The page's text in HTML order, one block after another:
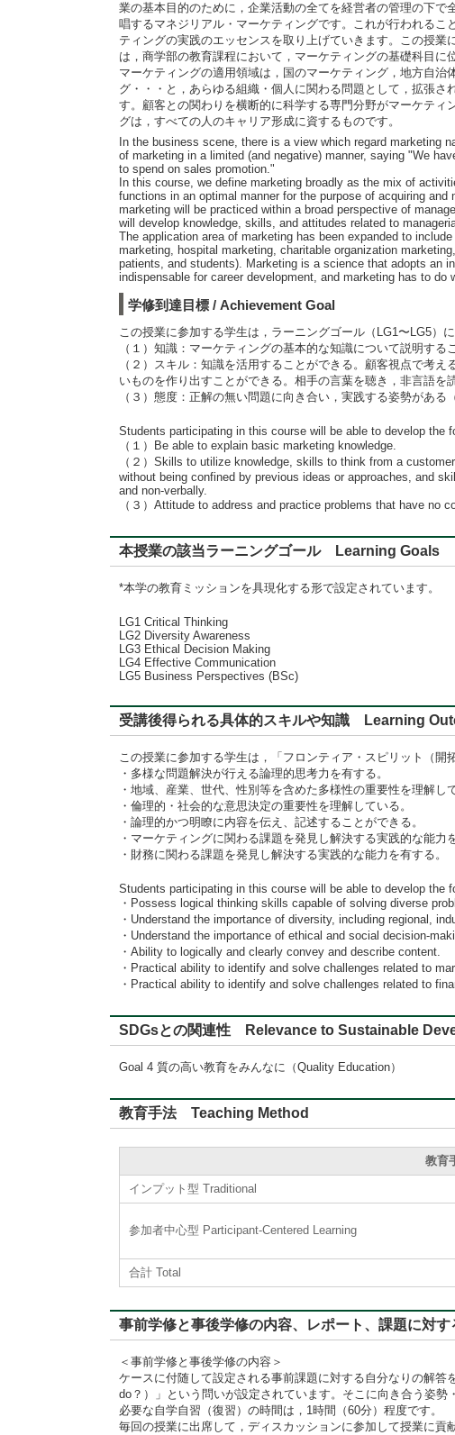
業の基本目的のために，企業活動の全てを経営者の管理の下
唱するマネジリアル・マーケティングです。これが行われる
ティングの実践のエッセンスを取り上げていきます。この授
は，商学部の教育課程において，マーケティングの基礎科目に
マーケティングの適用領域は，国のマーケティング，地方自
グ・・・と，あらゆる組織・個人に関わる問題として，拡張
す。顧客との関わりを横断的に科学する専門分野がマーケテ
グは，すべての人のキャリア形成に資するものです。
In the business scene, there is a view which regard marketing
of marketing in a limited (and negative) manner, saying "We
to spend on sales promotion."
In this course, we define marketing broadly as the mix of
functions in an optimal manner for the purpose of acquiring
marketing will be practiced within a broad perspective of
will develop knowledge, skills, and attitudes related to
The application area of marketing has been expanded to
marketing, hospital marketing, charitable organization
patients, and students). Marketing is a science that adopts an
indispensable for career development, and marketing has to do
学修到達目標 / Achievement Goal
この授業に参加する学生は，ラーニングゴール（LG1〜LG5）
（１）知識：マーケティングの基本的な知識について説明する
（２）スキル：知識を活用することができる。顧客視点で考
いものを作り出すことができる。相手の言葉を聴き，非言語を
（３）態度：正解の無い問題に向き合い，実践する姿勢がある
Students participating in this course will be able to develop the
（１）Be able to explain basic marketing knowledge.
（２）Skills to utilize knowledge, skills to think from a
without being confined by previous ideas or approaches, and
and non-verbally.
（３）Attitude to address and practice problems that have no
本授業の該当ラーニングゴール Learning Goals
*本学の教育ミッションを具現化する形で設定されています。
LG1 Critical Thinking
LG2 Diversity Awareness
LG3 Ethical Decision Making
LG4 Effective Communication
LG5 Business Perspectives (BSc)
受講後得られる具体的スキルや知識 Learning
この授業に参加する学生は，「フロンティア・スピリット（
・多様な問題解決が行える論理的思考力を有する。
・地域、産業、世代、性別等を含めた多様性の重要性を理解し
・倫理的・社会的な意思決定の重要性を理解している。
・論理的かつ明瞭に内容を伝え、記述することができる。
・マーケティングに関わる課題を発見し解決する実践的な能力
・財務に関わる課題を発見し解決する実践的な能力を有する。
Students participating in this course will be able to develop the
・Possess logical thinking skills capable of solving diverse
・Understand the importance of diversity, including regional,
・Understand the importance of ethical and social decision-
・Ability to logically and clearly convey and describe content.
・Practical ability to identify and solve challenges related to
・Practical ability to identify and solve challenges related to
SDGsとの関連性 Relevance to Sustainable
Goal 4 質の高い教育をみんなに（Quality Education）
教育手法 Teaching Method
教育
インプット型 Traditional
参加者中心型 Participant-Centered Learning
合計 Total
事前学修と事後学修の内容、レポート、課題に
＜事前学修と事後学修の内容＞
ケースに付随して設定される事前課題に対する自分なりの解
do？）」という問いが設定されています。そこに向き合う姿
必要な自学自習（復習）の時間は，1時間（60分）程度です。
毎回の授業に出席して，ディスカッションに参加して授業に貢